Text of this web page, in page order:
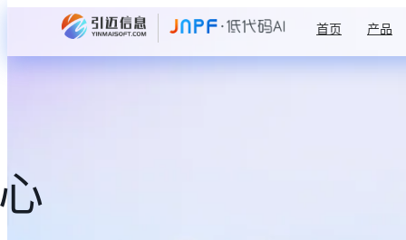
首页 产品